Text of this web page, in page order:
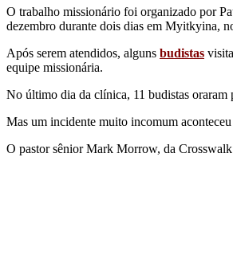
O trabalho missionário foi organizado por
dezembro durante dois dias em Myitkyina,
Após serem atendidos, alguns budistas
equipe missionária.
No último dia da clínica, 11 budistas oraram
Mas um incidente muito incomum
O pastor sênior Mark Morrow, da